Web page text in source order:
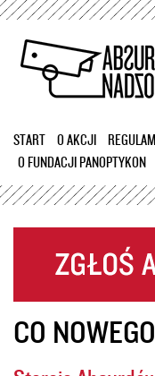
START O AKCJI
O FUNDACJI PANOPTYKON
CO